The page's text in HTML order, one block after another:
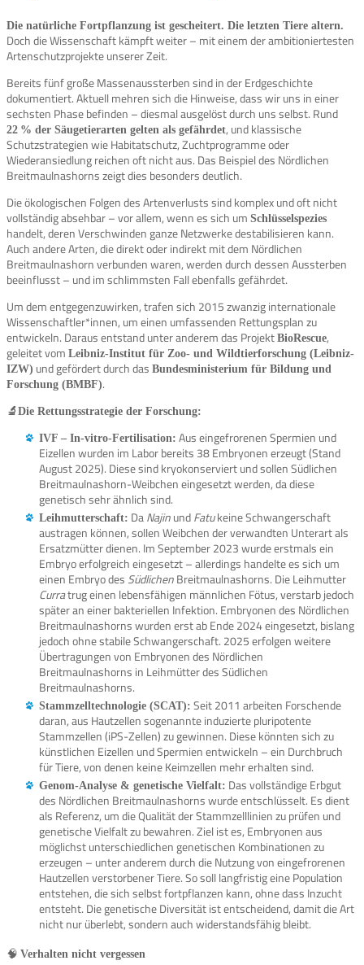
Die natürliche Fortpflanzung ist gescheitert. Die letzten Tiere altern.
Doch die Wissenschaft kämpft weiter – mit einem der ambitioniertesten
Artenschutzprojekte unserer Zeit.
Bereits fünf große Massenaussterben sind in der Erdgeschichte
dokumentiert. Aktuell mehren sich die Hinweise, dass wir uns in einer
sechsten Phase befinden – diesmal ausgelöst durch uns selbst. Rund
22 % der Säugetierarten gelten als gefährdet, und klassische
Schutzstrategien wie Habitatschutz, Zuchtprogramme oder
Wiederansiedlung reichen oft nicht aus. Das Beispiel des Nördlichen
Breitmaulnashorns zeigt dies besonders deutlich.
Die ökologischen Folgen des Artenverlusts sind komplex und oft nicht
vollständig absehbar – vor allem, wenn es sich um Schlüsselspezies
handelt, deren Verschwinden ganze Netzwerke destabilisieren kann.
Auch andere Arten, die direkt oder indirekt mit dem Nördlichen
Breitmaulnashorn verbunden waren, werden durch dessen Aussterben
beeinflusst – und im schlimmsten Fall ebenfalls gefährdet.
Um dem entgegenzuwirken, trafen sich 2015 zwanzig internationale
Wissenschaftler*innen, um einen umfassenden Rettungsplan zu
entwickeln. Daraus entstand unter anderem das Projekt BioRescue,
geleitet vom Leibniz-Institut für Zoo- und Wildtierforschung (Leibniz-
IZW) und gefördert durch das Bundesministerium für Bildung und
Forschung (BMBF).
🔬Die Rettungsstrategie der Forschung:
IVF – In-vitro-Fertilisation: Aus eingefrorenen Spermien und
Eizellen wurden im Labor bereits 38 Embryonen erzeugt (Stand
August 2025). Diese sind kryokonserviert und sollen Südlichen
Breitmaulnashorn-Weibchen eingesetzt werden, da diese
genetisch sehr ähnlich sind.
Leihmutterschaft: DaNajinundFatukeine Schwangerschaft
austragen können, sollen Weibchen der verwandten Unterart als
Ersatzmütter dienen. Im September 2023 wurde erstmals ein
Embryo erfolgreich eingesetzt – allerdings handelte es sich um
einen Embryo desSüdlichenBreitmaulnashorns. Die Leihmutter
Curratrug einen lebensfähigen männlichen Fötus, verstarb jedoch
später an einer bakteriellen Infektion. Embryonen des Nördlichen
Breitmaulnashorns wurden erst ab Ende 2024 eingesetzt, bislang
jedoch ohne stabile Schwangerschaft. 2025 erfolgen weitere
Übertragungen von Embryonen des Nördlichen
Breitmaulnashorns in Leihmütter des Südlichen
Breitmaulnashorns.
Stammzelltechnologie (SCAT): Seit 2011 arbeiten Forschende
daran, aus Hautzellen sogenannte induzierte pluripotente
Stammzellen (iPS-Zellen) zu gewinnen. Diese könnten sich zu
künstlichen Eizellen und Spermien entwickeln – ein Durchbruch
für Tiere, von denen keine Keimzellen mehr erhalten sind.
Genom-Analyse & genetische Vielfalt: Das vollständige Erbgut
des Nördlichen Breitmaulnashorns wurde entschlüsselt. Es dient
als Referenz, um die Qualität der Stammzelllinien zu prüfen und
genetische Vielfalt zu bewahren. Ziel ist es, Embryonen aus
möglichst unterschiedlichen genetischen Kombinationen zu
erzeugen – unter anderem durch die Nutzung von eingefrorenen
Hautzellen verstorbener Tiere. So soll langfristig eine Population
entstehen, die sich selbst fortpflanzen kann, ohne dass Inzucht
entsteht. Die genetische Diversität ist entscheidend, damit die Art
nicht nur überlebt, sondern auch widerstandsfähig bleibt.
🧠 Verhalten nicht vergessen